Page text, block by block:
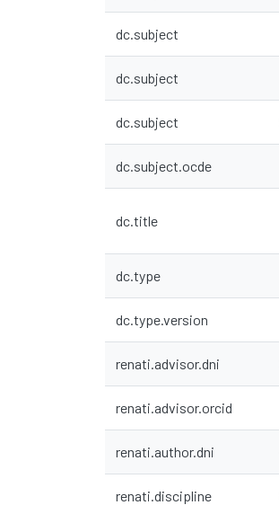
dc.subject
dc.subject
dc.subject
dc.subject.ocde
dc.title
dc.type
dc.type.version
renati.advisor.dni
renati.advisor.orcid
renati.author.dni
renati.discipline